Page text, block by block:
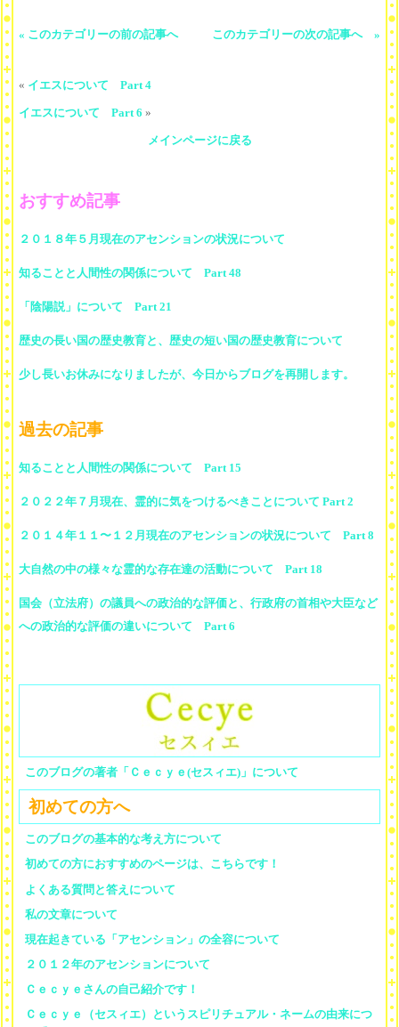
« このカテゴリーの前の記事へ このカテゴリーの次の記事へ »
« イエスについて Part 4
イエスについて Part 6 »
メインページに戻る
おすすめ記事
２０１８年５月現在のアセンションの状況について
知ることと人間性の関係について Part 48
「陰陽説」について Part 21
歴史の長い国の歴史教育と、歴史の短い国の歴史教育について
少し長いお休みになりましたが、今日からブログを再開します。
過去の記事
知ることと人間性の関係について Part 15
２０２２年７月現在、霊的に気をつけるべきことについて Part 2
２０１４年１１〜１２月現在のアセンションの状況について Part 8
大自然の中の様々な霊的な存在達の活動について Part 18
国会（立法府）の議員への政治的な評価と、行政府の首相や大臣など
への政治的な評価の違いについて Part 6
このブログの著者「Ｃｅｃｙｅ(セスィエ)」について
初めての方へ
このブログの基本的な考え方について
初めての方におすすめのページは、こちらです！
よくある質問と答えについて
私の文章について
現在起きている「アセンション」の全容について
２０１２年のアセンションについて
Ｃｅｃｙｅさんの自己紹介です！
Ｃｅｃｙｅ（セスィエ）というスピリチュアル・ネームの由来につ